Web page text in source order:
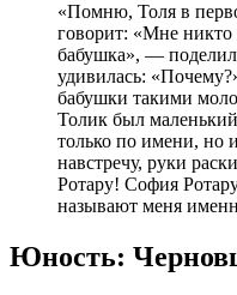
«Помню, Толя в
говорит: «Мне никто
бабушка», —
удивилась:
бабушки такими
Толик был
только по имени, но
навстречу, руки
Ротару! София
называют меня
Юность: